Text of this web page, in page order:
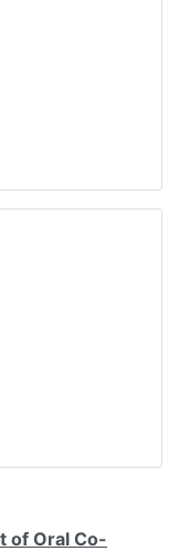
of Oral Co-